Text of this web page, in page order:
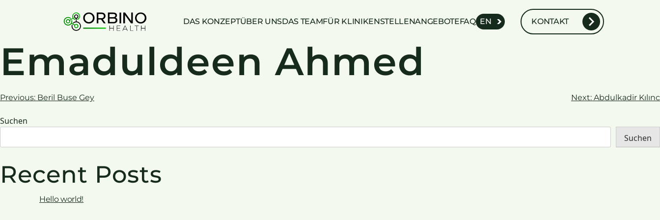
DAS KONZEPTÜBER UNSDAS TEAMFÜR KLINIKENSTELLENANGEBOTEFAQ EN KONTAKT
Emaduldeen Ahmed
Beitrags-
Navigation
Previous: Beril Buse Gey Next: Abdulkadir Kılınc
Suchen
Suchen
Recent Posts
Hello world!